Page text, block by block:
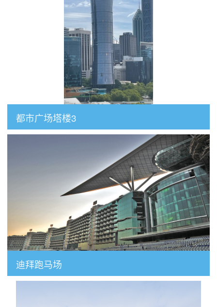
都市广场塔楼3
迪拜跑马场